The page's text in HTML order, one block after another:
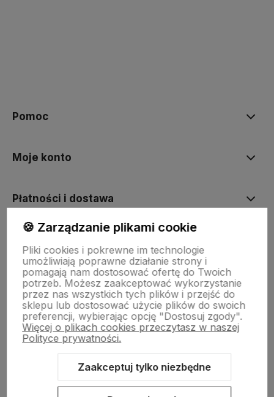
Pomoc
Moje konto
Płatności i dostawa
O nas
Sklep internetowy Shoper.pl Szablon Shoper Modern 3.0™
🍪 Zarządzanie plikami cookie
Pliki cookies i pokrewne im technologie
umożliwiają poprawne działanie strony i
pomagają nam dostosować ofertę do Twoich
potrzeb. Możesz zaakceptować wykorzystanie
przez nas wszystkich tych plików i przejść do
sklepu lub dostosować użycie plików do swoich
preferencji, wybierając opcję "Dostosuj zgody".
Więcej o plikach cookies przeczytasz w naszej
Polityce prywatności.
Zaakceptuj tylko niezbędne